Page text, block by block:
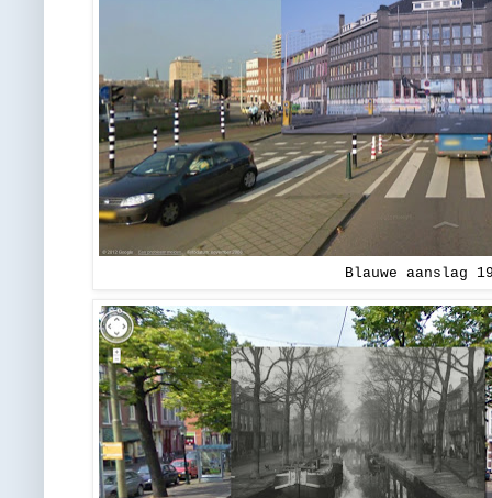
Blauwe aanslag